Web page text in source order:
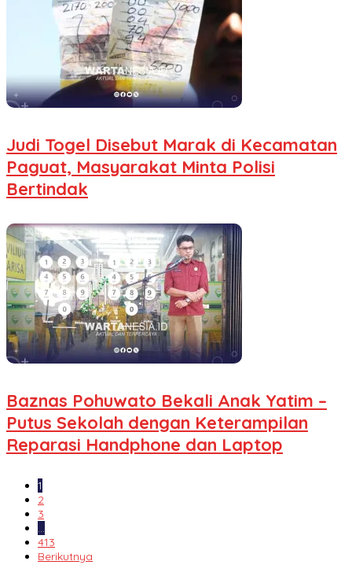
Judi Togel Disebut Marak di Kecamatan
Paguat, Masyarakat Minta Polisi
Bertindak
Baznas Pohuwato Bekali Anak Yatim –
Putus Sekolah dengan Keterampilan
Reparasi Handphone dan Laptop
1
2
3
…
413
Berikutnya